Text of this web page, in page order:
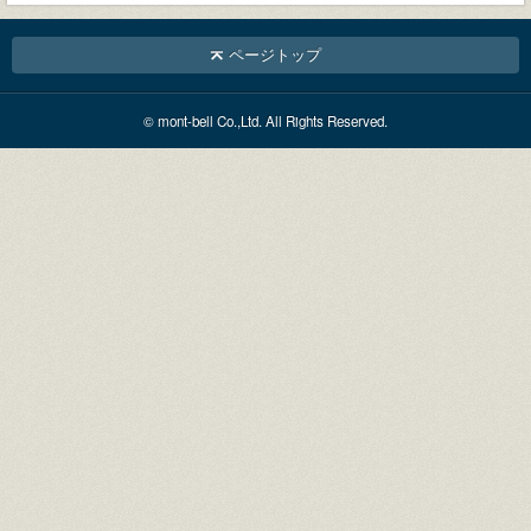
ページトップ
© mont-bell Co.,Ltd. All Rights Reserved.